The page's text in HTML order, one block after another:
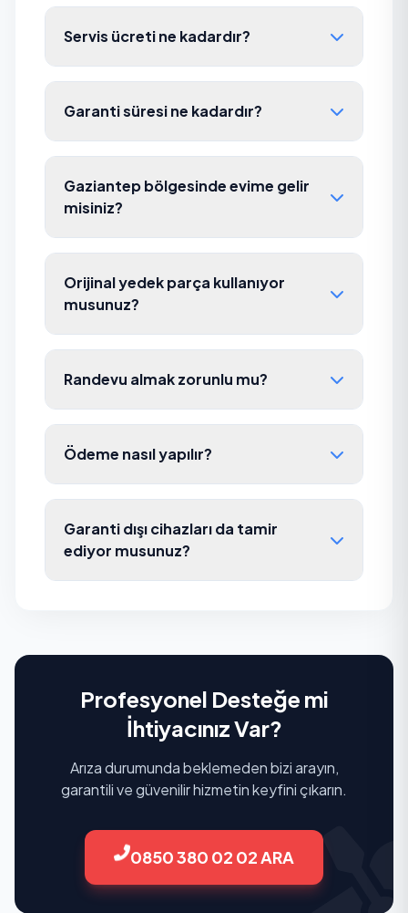
Servis ücreti ne kadardır?
Garanti süresi ne kadardır?
Gaziantep bölgesinde evime gelir
misiniz?
Orijinal yedek parça kullanıyor
musunuz?
Randevu almak zorunlu mu?
Ödeme nasıl yapılır?
Garanti dışı cihazları da tamir
ediyor musunuz?
Profesyonel Desteğe mi
İhtiyacınız Var?
Arıza durumunda beklemeden bizi arayın,
garantili ve güvenilir hizmetin keyfini çıkarın.
0850 380 02 02 ARA